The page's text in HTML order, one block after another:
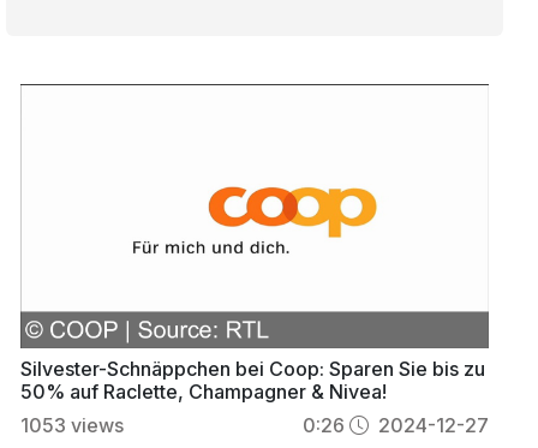
Silvester-Schnäppchen bei Coop: Sparen Sie bis zu
50% auf Raclette, Champagner & Nivea!
1053 views 0:26 2024-12-27